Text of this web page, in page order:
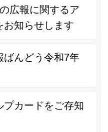
広報に関するア
お知らせします
ばんどう令和7年
プカードをご存知